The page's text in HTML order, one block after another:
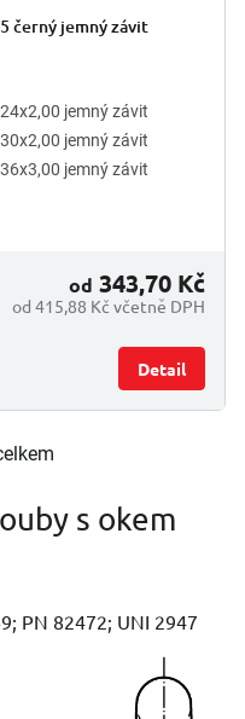
černý jemný závit
jemný závit
jemný závit
jemný závit
od 415,88 Kč včetně DPH
od 343,70 Kč
Detail
s okem
PN 82472; UNI 2947